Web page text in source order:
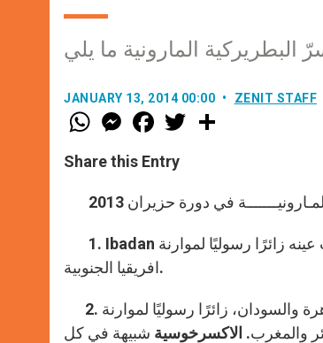
JANUARY 13, 2014 00:00 ZENIT STAFF
W
h
t
s
p
p
M
e
s
e
g
e
F
a
e
b
o
k
w
r
Share this Entry
زائرًا رسوليًا لموارنة
افريقيا الجنوبية.
والسودان، زائرًا رسوليًا لموارنة
والمغرب. الاكسرخوسية شبيهة في كل